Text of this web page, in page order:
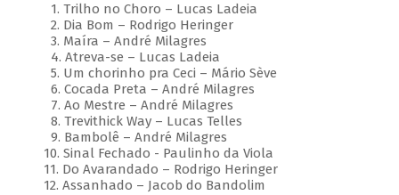
1. Trilho no Choro – Lucas Ladeia
2. Dia Bom – Rodrigo Heringer
3. Maíra – André Milagres
4. Atreva-se – Lucas Ladeia
5. Um chorinho pra Ceci – Mário Sève
6. Cocada Preta – André Milagres
7. Ao Mestre – André Milagres
8. Trevithick Way – Lucas Telles
9. Bambolê – André Milagres
10. Sinal Fechado - Paulinho da Viola
11. Do Avarandado – Rodrigo Heringer
12. Assanhado – Jacob do Bandolim